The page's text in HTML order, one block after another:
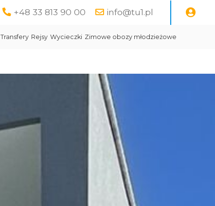
+48 33 813 90 00 info@tu1.pl
Transfery Rejsy Wycieczki Zimowe obozy młodzieżowe